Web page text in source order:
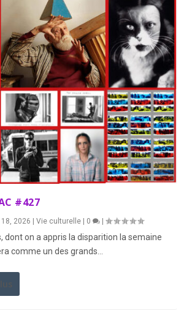
#427
2026 |Vie culturelle | 0 |
dont on a appris la disparition la semaine
comme un des grands...